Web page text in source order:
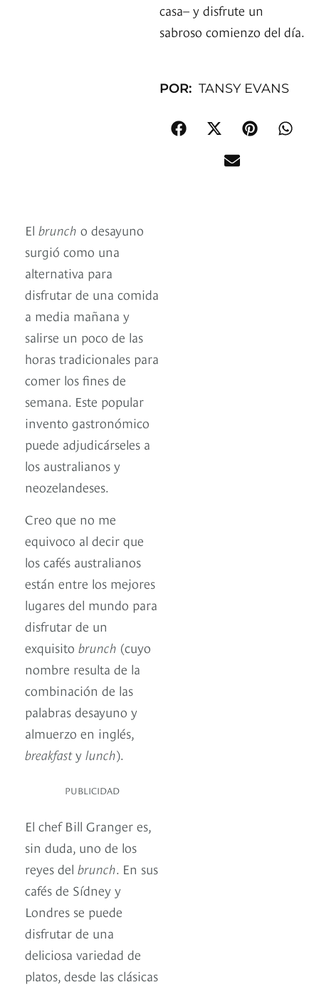
casa– y disfrute un
sabroso comienzo del día.
POR: TANSY EVANS
El brunch o desayuno
surgió como una
alternativa para
disfrutar de una comida
a media mañana y
salirse un poco de las
horas tradicionales para
comer los fines de
semana. Este popular
invento gastronómico
puede adjudicárseles a
los australianos y
neozelandeses.
Creo que no me
equivoco al decir que
los cafés australianos
están entre los mejores
lugares del mundo para
disfrutar de un
exquisito brunch (cuyo
nombre resulta de la
combinación de las
palabras desayuno y
almuerzo en inglés,
breakfasty lunch).
PUBLICIDAD
El chef Bill Granger es,
sin duda, uno de los
reyes del brunch. En sus
cafés de Sídney y
Londres se puede
disfrutar de una
deliciosa variedad de
platos, desde las clásicas